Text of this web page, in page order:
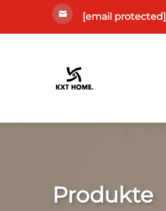
[email protected]
Produkte